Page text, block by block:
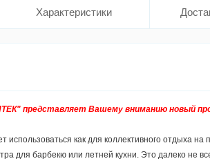
Характеристики
представляет Вашему вниманию новый
как для коллективного отдыха на
для барбекю или летней кухни. Это далеко не